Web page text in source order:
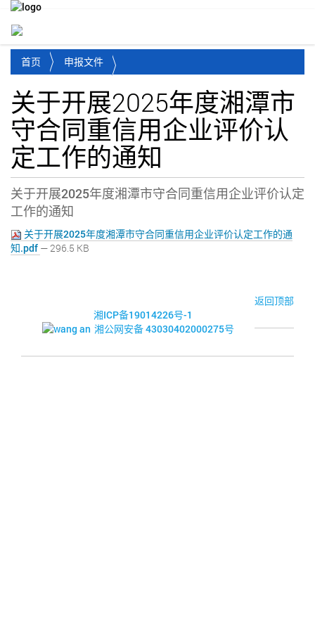
首页 申报文件
关于开展2025年度湘潭市
守合同重信用企业评价认
定工作的通知
关于开展2025年度湘潭市守合同重信用企业评价认定
工作的通知
关于开展2025年度湘潭市守合同重信用企业评价认定工作的通
知.pdf — 296.5 KB
返回顶部
湘ICP备19014226号-1
湘公网安备 43030402000275号